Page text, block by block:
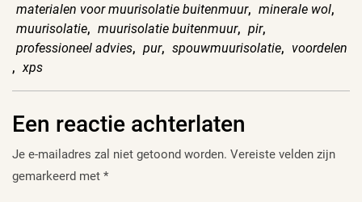
materialen voor muurisolatie buitenmuur, minerale wol,
muurisolatie, muurisolatie buitenmuur, pir,
professioneel advies, pur, spouwmuurisolatie, voordelen
, xps
Een reactie achterlaten
Je e-mailadres zal niet getoond worden. Vereiste velden zijn
gemarkeerd met *